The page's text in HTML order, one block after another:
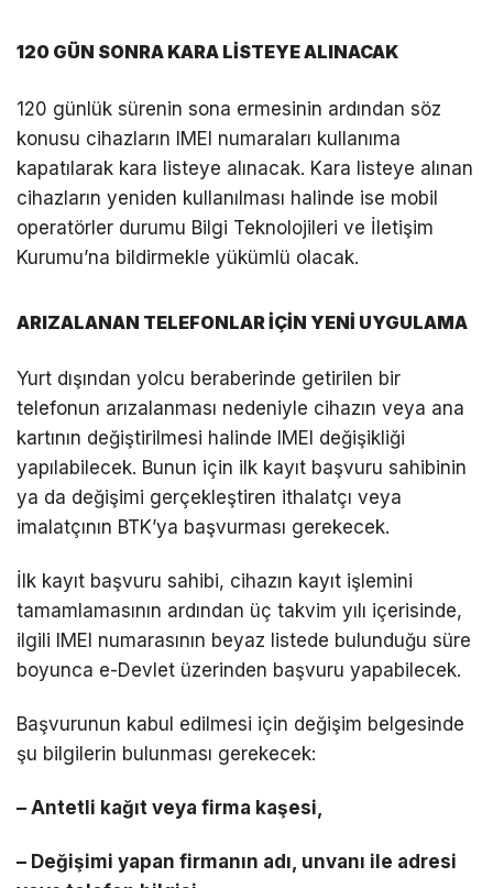
120 GÜN SONRA KARA LİSTEYE ALINACAK
120 günlük sürenin sona ermesinin ardından söz
konusu cihazların IMEI numaraları kullanıma
kapatılarak kara listeye alınacak. Kara listeye alınan
cihazların yeniden kullanılması halinde ise mobil
operatörler durumu Bilgi Teknolojileri ve İletişim
Kurumu’na bildirmekle yükümlü olacak.
ARIZALANAN TELEFONLAR İÇİN YENİ UYGULAMA
Yurt dışından yolcu beraberinde getirilen bir
telefonun arızalanması nedeniyle cihazın veya ana
kartının değiştirilmesi halinde IMEI değişikliği
yapılabilecek. Bunun için ilk kayıt başvuru sahibinin
ya da değişimi gerçekleştiren ithalatçı veya
imalatçının BTK’ya başvurması gerekecek.
İlk kayıt başvuru sahibi, cihazın kayıt işlemini
tamamlamasının ardından üç takvim yılı içerisinde,
ilgili IMEI numarasının beyaz listede bulunduğu süre
boyunca e-Devlet üzerinden başvuru yapabilecek.
Başvurunun kabul edilmesi için değişim belgesinde
şu bilgilerin bulunması gerekecek:
– Antetli kağıt veya firma kaşesi,
– Değişimi yapan firmanın adı, unvanı ile adresi